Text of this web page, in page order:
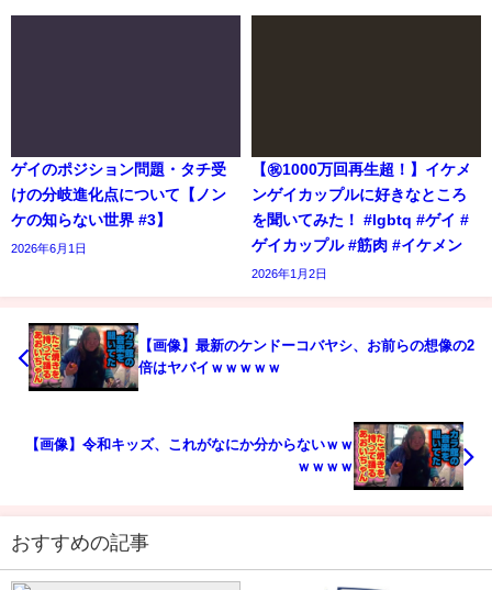
ゲイのポジション問題・タチ受
けの分岐進化点について【ノン
ケの知らない世界 #3】
2026年6月1日
【㊗️1000万回再生超！】イケメ
ンゲイカップルに好きなところ
を聞いてみた！ #lgbtq #ゲイ #
ゲイカップル #筋肉 #イケメン
2026年1月2日
【画像】最新のケンドーコバヤシ、お前らの想像の2
倍はヤバイｗｗｗｗｗ
【画像】令和キッズ、これがなにか分からないｗｗ
ｗｗｗｗ
おすすめの記事